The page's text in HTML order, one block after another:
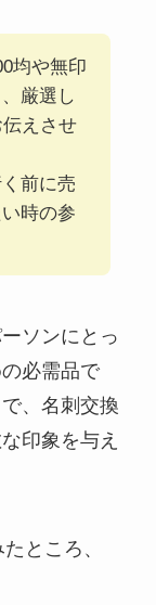
均や無印
厳選し
えさせ
前に売
時の参
ソンにとっ
必需品で
、名刺交換
印象を与え
ところ、